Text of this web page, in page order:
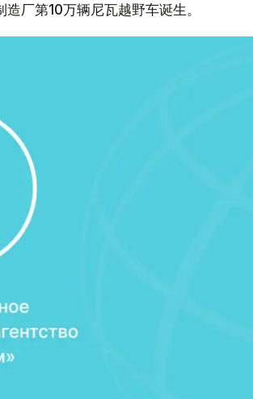
厂第10万辆尼瓦越野车诞生。